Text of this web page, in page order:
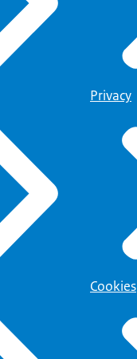
Privacy
Cookies